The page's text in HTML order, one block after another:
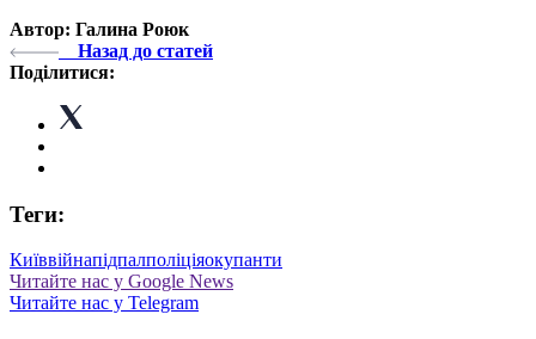
Автор: Галина Роюк
Назад до статей
Поділитися:
Теги:
Київвійнапідпалполіціяокупанти
Читайте нас у Google News
Читайте нас у Telegram